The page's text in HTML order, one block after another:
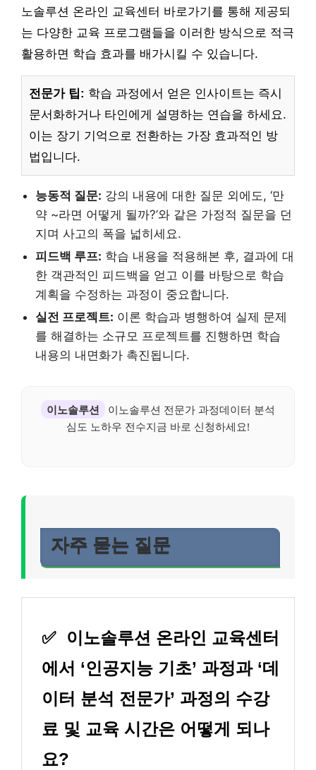
노솔루션 온라인 교육센터 바로가기를 통해 제공되
는 다양한 교육 프로그램들을 이러한 방식으로 적극
활용하면 학습 효과를 배가시킬 수 있습니다.
전문가 팁: 학습 과정에서 얻은 인사이트는 즉시
문서화하거나 타인에게 설명하는 연습을 하세요.
이는 장기 기억으로 전환하는 가장 효과적인 방
법입니다.
능동적 질문: 강의 내용에 대한 질문 외에도, ‘만
약 ~라면 어떻게 될까?’와 같은 가정적 질문을 던
지며 사고의 폭을 넓히세요.
피드백 루프: 학습 내용을 적용해본 후, 결과에 대
한 객관적인 피드백을 얻고 이를 바탕으로 학습
계획을 수정하는 과정이 중요합니다.
실전 프로젝트: 이론 학습과 병행하여 실제 문제
를 해결하는 소규모 프로젝트를 진행하면 학습
내용의 내면화가 촉진됩니다.
이노솔루션
이노솔루션 전문가 과정데이터 분석
심도 노하우 전수지금 바로 신청하세요!
자주 묻는 질문
✅
이노솔루션 온라인 교육센터
에서 ‘인공지능 기초’ 과정과 ‘데
이터 분석 전문가’ 과정의 수강
료 및 교육 시간은 어떻게 되나
요?